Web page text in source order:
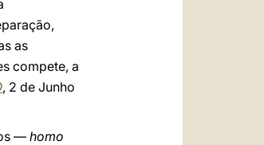
as
compete, a
, 2 de Junho
—homo